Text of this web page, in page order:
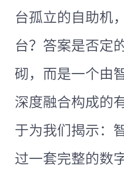
台孤立的自助机
台？答案是否定
砌，而是一个由
深度融合构成的
于为我们揭示：
过一套完整的数